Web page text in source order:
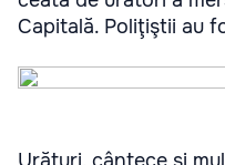
Capitală. Poliţiştii au